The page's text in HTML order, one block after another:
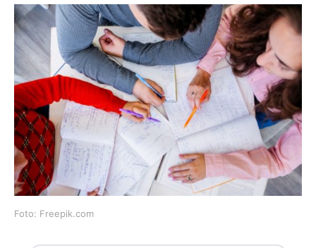
Foto: Freepik.com